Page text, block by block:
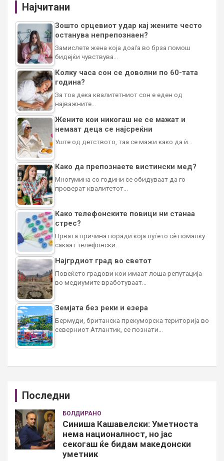
Најчитани
Зошто срцевиот удар кај жените често
останува непрепознаен?
Замислете жена која доаѓа во брза помош
бидејќи чувствува…
Колку часа сон се доволни по 60-тата
година?
За тоа дека квалитетниот сон е еден од
најважните…
Жените кои никогаш не се мажат и
немаат деца се најсреќни
Уште од детството, таа се мажи како да ѝ…
Како да препознаете вистински мед?
Многумина со години се обидуваат да го
проверат квалитетот…
Како телефонските повици ни станаа
стрес?
Првата причина поради која луѓето сè помалку
сакаат телефонски…
Најгрдиот град во светот
Повеќето градови кои имаат лоша репутација
во медиумите вработуваат…
Земјата без реки и езера
Бермуди, британска прекуморска територија во
северниот Атлантик, се познати…
Последни
БОЛДИРАНО
Синиша Кашавелски: Уметноста
нема националност, но јас
секогаш ќе бидам македонски
уметник